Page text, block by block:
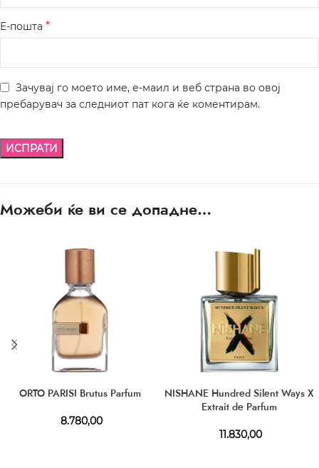
Е-пошта *
Зачувај го моето име, е-маил и веб страна во овој
пребарувач за следниот пат кога ќе коментирам.
Можеби ќе ви се допадне…
ORTO PARISI Brutus Parfum
8.780,00
NISHANE Hundred Silent Ways X
Extrait de Parfum
11.830,00